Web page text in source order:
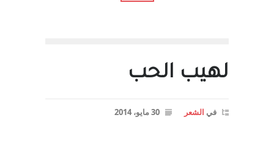
لهيب الحب
في الشعر 30 مايو، 2014